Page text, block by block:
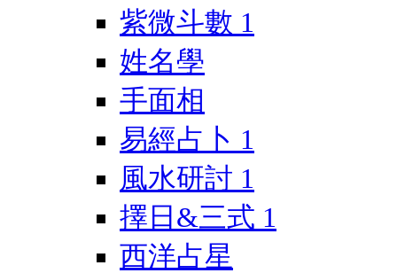
紫微斗數 1
姓名學
手面相
易經占卜 1
風水研討 1
擇日&三式 1
西洋占星